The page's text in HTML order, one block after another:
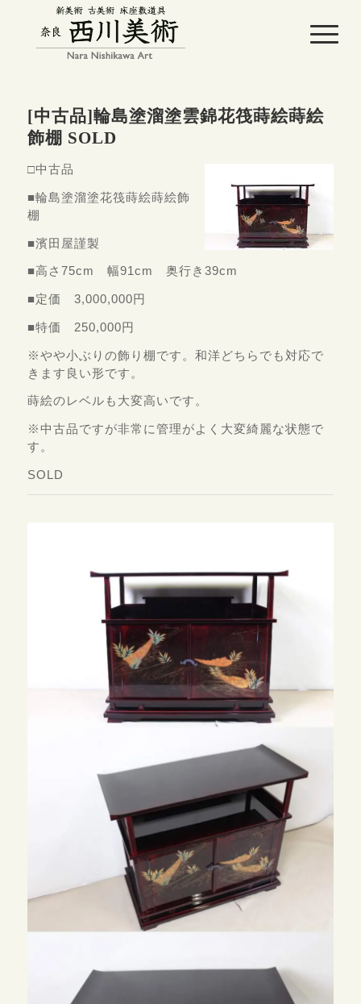
[中古品]輪島塗溜塗雲錦花筏蒔絵蒔絵
飾棚 SOLD
□中古品
■輪島塗溜塗花筏蒔絵蒔絵飾
棚
■濱田屋謹製
■高さ75cm 幅91cm 奥行き39cm
■定価 3,000,000円
■特価 250,000円
※やや小ぶりの飾り棚です。和洋どちらでも対応で
きます良い形です。
蒔絵のレベルも大変高いです。
※中古品ですが非常に管理がよく大変綺麗な状態で
す。
SOLD